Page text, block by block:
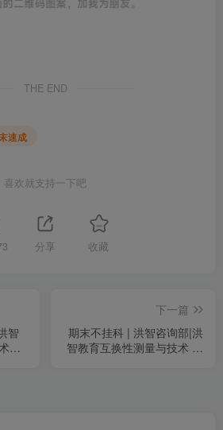
THE END
速成
喜欢就支持一下吧
分享 收藏
智
不
下一篇
期末不挂科 | 洪智咨询部|洪
智教育互换性测量与技术 几